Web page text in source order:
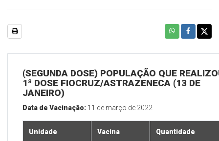
(SEGUNDA DOSE) POPULAÇÃO QUE
1ª DOSE FIOCRUZ/ASTRAZENECA (13 DE
JANEIRO)
Data de Vacinação: 11 de março de 2022
Unidade Vacina Quantidade